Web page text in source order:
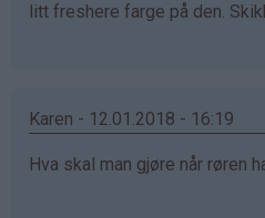
litt freshere farge på den.
Karen - 12.01.2018 - 16:19
Hva skal man gjøre når røren